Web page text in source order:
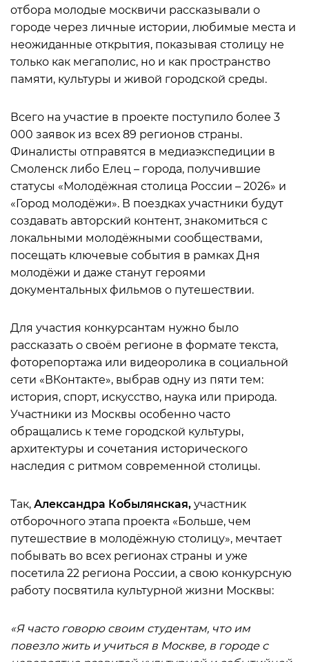
отбора молодые москвичи рассказывали о
городе через личные истории, любимые места и
неожиданные открытия, показывая столицу не
только как мегаполис, но и как пространство
памяти, культуры и живой городской среды.
Всего на участие в проекте поступило более 3
000 заявок из всех 89 регионов страны.
Финалисты отправятся в медиаэкспедиции в
Смоленск либо Елец – города, получившие
статусы «Молодёжная столица России – 2026» и
«Город молодёжи». В поездках участники будут
создавать авторский контент, знакомиться с
локальными молодёжными сообществами,
посещать ключевые события в рамках Дня
молодёжи и даже станут героями
документальных фильмов о путешествии.
Для участия конкурсантам нужно было
рассказать о своём регионе в формате текста,
фоторепортажа или видеоролика в социальной
сети «ВКонтакте», выбрав одну из пяти тем:
история, спорт, искусство, наука или природа.
Участники из Москвы особенно часто
обращались к теме городской культуры,
архитектуры и сочетания исторического
наследия с ритмом современной столицы.
Так, Александра Кобылянская, участник
отборочного этапа проекта «Больше, чем
путешествие в молодёжную столицу», мечтает
побывать во всех регионах страны и уже
посетила 22 региона России, а свою конкурсную
работу посвятила культурной жизни Москвы:
«Я часто говорю своим студентам, что им
повезло жить и учиться в Москве, в городе с